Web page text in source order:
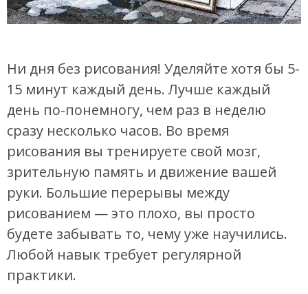
Ни дня без рисования! Уделяйте хотя бы 5-
15 минут каждый день. Лучше каждый
день по-понемногу, чем раз в неделю
сразу несколько часов. Во время
рисования вы тренируете свой мозг,
зрительную память и движение вашей
руки. Большие перерывы между
рисованием — это плохо, вы просто
будете забывать то, чему уже научились.
Любой навык требует регулярной
практики.